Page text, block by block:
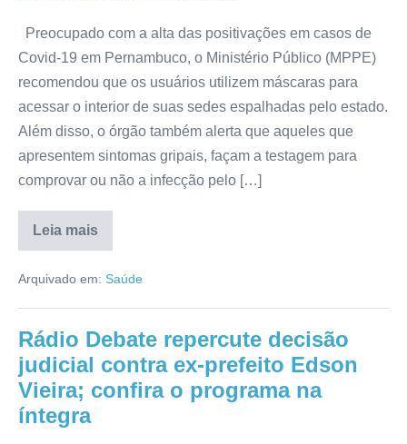
Preocupado com a alta das positivações em casos de
Covid-19 em Pernambuco, o Ministério Público (MPPE)
recomendou que os usuários utilizem máscaras para
acessar o interior de suas sedes espalhadas pelo estado.
Além disso, o órgão também alerta que aqueles que
apresentem sintomas gripais, façam a testagem para
comprovar ou não a infecção pelo […]
Leia mais
Arquivado em: Saúde
Rádio Debate repercute decisão
judicial contra ex-prefeito Edson
Vieira; confira o programa na
íntegra